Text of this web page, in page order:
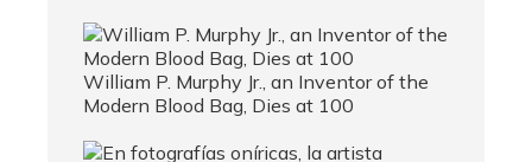
William P. Murphy Jr., an Inventor of the
Modern Blood Bag, Dies at 100